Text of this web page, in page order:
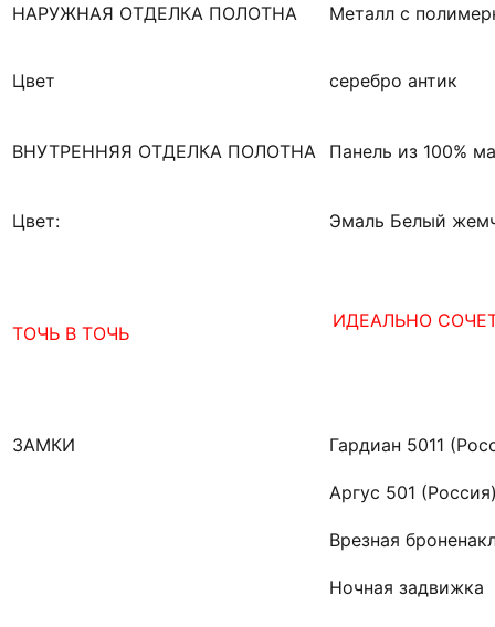
НАРУЖНАЯ ОТДЕЛКА ПОЛОТНА Металл с
Цвет серебро антик
ВНУТРЕННЯЯ ОТДЕЛКА ПОЛОТНА Панель из 100%
Цвет: Эмаль Белый
ТОЧЬ В ТОЧЬ
ИДЕАЛЬНО
ЗАМКИ Гардиан 5011
Аргус 501
Врезная
Ночная задвижка